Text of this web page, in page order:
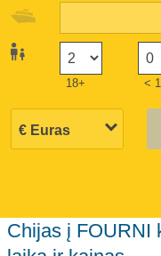
18+ <
Chijas į FOURNI keltais. Palyginkite Keltai,